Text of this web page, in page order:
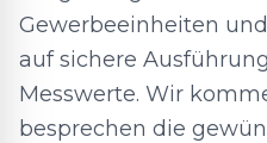
Gewerbeeinheiten
auf sichere
Messwerte. Wir
besprechen die